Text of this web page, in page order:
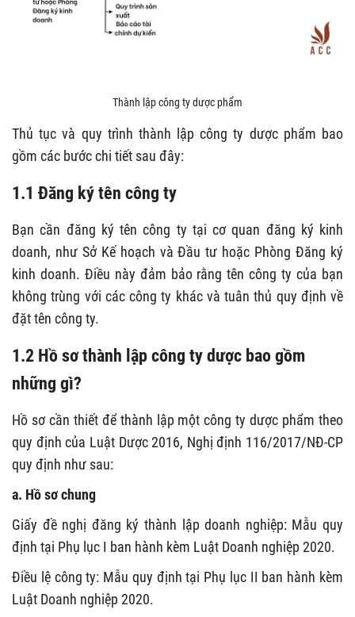
Thành lập công ty dược phẩm
Thủ tục và quy trình thành lập công ty dược phẩm bao
gồm các bước chi tiết sau đây:
1.1 Đăng ký tên công ty
Bạn cần đăng ký tên công ty tại cơ quan đăng ký kinh
doanh, như Sở Kế hoạch và Đầu tư hoặc Phòng Đăng ký
kinh doanh. Điều này đảm bảo rằng tên công ty của bạn
không trùng với các công ty khác và tuân thủ quy định về
đặt tên công ty.
1.2 Hồ sơ thành lập công ty dược bao gồm
những gì?
Hồ sơ cần thiết để thành lập một công ty dược phẩm theo
quy định của Luật Dược 2016, Nghị định 116/2017/NĐ-CP
quy định như sau:
a. Hồ sơ chung
Giấy đề nghị đăng ký thành lập doanh nghiệp: Mẫu quy
định tại Phụ lục I ban hành kèm Luật Doanh nghiệp 2020.
Điều lệ công ty: Mẫu quy định tại Phụ lục II ban hành kèm
Luật Doanh nghiệp 2020.